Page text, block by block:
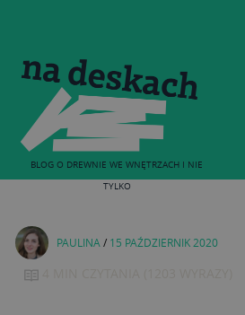
BLOG O DREWNIE WE WNĘTRZACH I NIE
TYLKO
PAULINA / 15 PAŹDZIERNIK 2020